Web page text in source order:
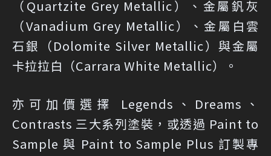
（Quartzite Grey Metallic）、金屬釩灰
（Vanadium Grey Metallic）、金屬白雲
石銀（Dolomite Silver Metallic）與金屬
卡拉拉白（Carrara White Metallic）。
亦可加價選擇 Legends、Dreams、
Contrasts 三大系列塗裝，或透過 Paint to
Sample 與 Paint to Sample Plus 訂製專